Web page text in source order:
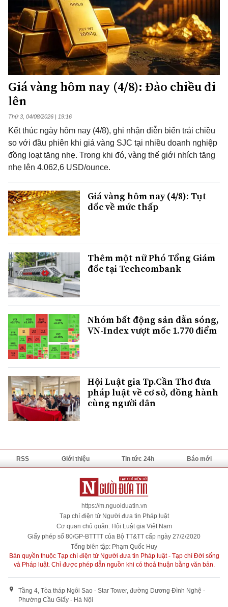
Giá vàng hôm nay (4/8): Đảo chiều đi
lên
Thứ 3, 04/08/2026 | 19:16
Kết thúc ngày hôm nay (4/8), ghi nhận diễn biến trái chiều
so với đầu phiên khi giá vàng SJC tại nhiều doanh nghiệp
đồng loạt tăng nhẹ. Trong khi đó, vàng thế giới nhích tăng
nhẹ lên 4.062,6 USD/ounce.
Giá vàng hôm nay (4/8): Tụt
dốc về mức thấp
Thêm một nữ Phó Tổng Giám
đốc tại Techcombank
Nhóm bất động sản dẫn sóng,
VN-Index vượt mốc 1.770 điểm
Hội Luật gia Tp.Cần Thơ đưa
pháp luật về cơ sở, đồng hành
cùng người dân
RSS Giới thiệu Tin tức 24h Báo mới
https://m.nguoiduatin.vn
Tạp chí điện tử Người đưa tin Pháp luật
Cơ quan chủ quản: Hội Luật gia Việt Nam
Giấy phép số 80/GP-BTTTT của Bộ TT&TT cấp ngày 27/2/2020
Tổng biên tập: Phạm Quốc Huy
Bản quyền thuộc Tạp chí điện tử Người đưa tin Pháp luật - Tạp chí Đời sống
và Pháp luật. Chỉ được phép dẫn nguồn khi có thoả thuận bằng văn bản.
Tầng 4, Tòa tháp Ngôi Sao - Star Tower, đường Dương Đình Nghệ -
Phường Cầu Giấy - Hà Nội